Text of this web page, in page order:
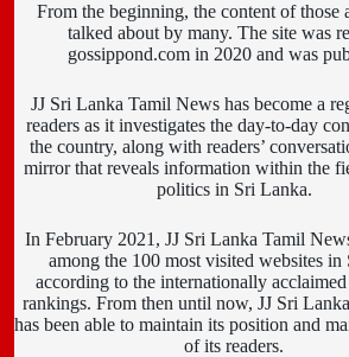
From the beginning, the content of those
talked about by many. The site was
gossippond.com in 2020 and was
JJ Sri Lanka Tamil News has become a
readers as it investigates the day-to-day
the country, along with readers’
mirror that reveals information within the
politics in Sri Lanka.
In February 2021, JJ Sri Lanka Tamil
among the 100 most visited websites in
according to the internationally
rankings. From then until now, JJ Sri
has been able to maintain its position and
of its readers.